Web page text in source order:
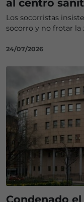
al centro
Los socorristas
socorro y no frotar la
24/07/2026
Condenado